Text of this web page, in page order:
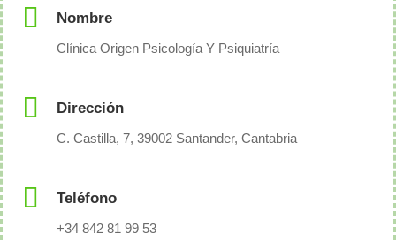
Nombre
Clínica Origen Psicología Y Psiquiatría
Dirección
C. Castilla, 7, 39002 Santander, Cantabria
Teléfono
+34 842 81 99 53